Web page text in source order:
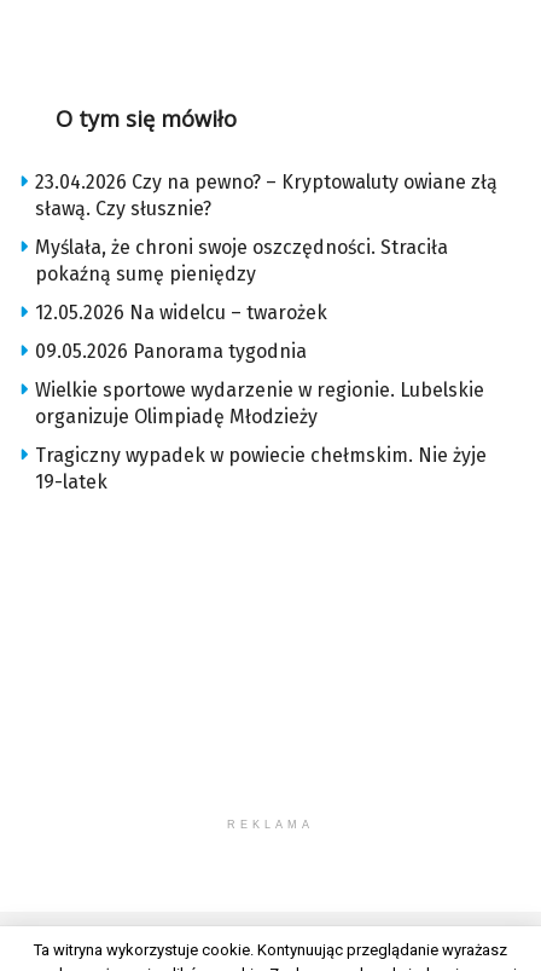
O tym się mówiło
23.04.2026 Czy na pewno? – Kryptowaluty owiane złą
sławą. Czy słusznie?
Myślała, że chroni swoje oszczędności. Straciła
pokaźną sumę pieniędzy
12.05.2026 Na widelcu – twarożek
09.05.2026 Panorama tygodnia
Wielkie sportowe wydarzenie w regionie. Lubelskie
organizuje Olimpiadę Młodzieży
Tragiczny wypadek w powiecie chełmskim. Nie żyje
19-latek
REKLAMA
Ta witryna wykorzystuje cookie. Kontynuując przeglądanie wyrażasz